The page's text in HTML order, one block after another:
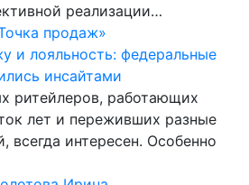
реализации…
продаж»
и лояльность: федеральные
инсайтами
ритейлеров, работающих
лет и переживших разные
всегда интересен. Особенно